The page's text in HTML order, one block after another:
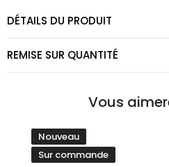
DÉTAILS DU PRODUIT
REMISE SUR QUANTITÉ
Vous
Nouveau
Sur commande